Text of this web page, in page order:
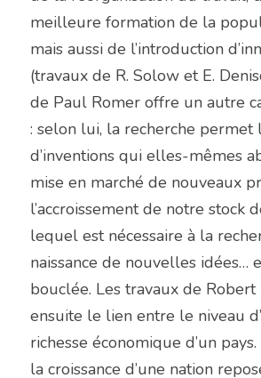
meilleure formation de la
mais aussi de l’introduction
(travaux de R. Solow et E.
de Paul Romer offre un autre
: selon lui, la recherche permet
d’inventions qui elles-mêmes
mise en marché de nouveaux
l’accroissement de notre stock
lequel est nécessaire à la
naissance de nouvelles idées…
bouclée. Les travaux de Robert
ensuite le lien entre le niveau
richesse économique d’un
la croissance d’une nation